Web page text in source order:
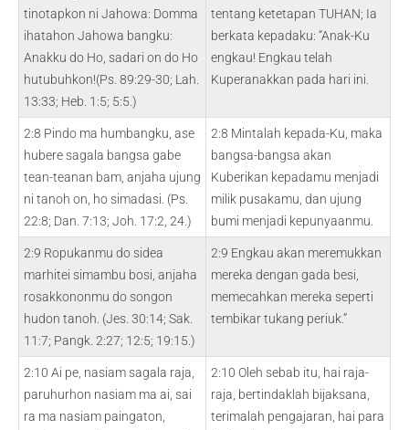
tinotapkon ni Jahowa: Domma
ihatahon Jahowa bangku:
Anakku do Ho, sadari on do Ho
hutubuhkon!(Ps. 89:29-30; Lah.
13:33; Heb. 1:5; 5:5.)
tentang ketetapan TUHAN; Ia
berkata kepadaku: “Anak-Ku
engkau! Engkau telah
Kuperanakkan pada hari ini.
2:8 Pindo ma humbangku, ase
hubere sagala bangsa gabe
tean-teanan bam, anjaha ujung
ni tanoh on, ho simadasi. (Ps.
22:8; Dan. 7:13; Joh. 17:2, 24.)
2:8 Mintalah kepada-Ku, maka
bangsa-bangsa akan
Kuberikan kepadamu menjadi
milik pusakamu, dan ujung
bumi menjadi kepunyaanmu.
2:9 Ropukanmu do sidea
marhitei simambu bosi, anjaha
rosakkononmu do songon
hudon tanoh. (Jes. 30:14; Sak.
11:7; Pangk. 2:27; 12:5; 19:15.)
2:9 Engkau akan meremukkan
mereka dengan gada besi,
memecahkan mereka seperti
tembikar tukang periuk.”
2:10 Ai pe, nasiam sagala raja,
paruhurhon nasiam ma ai, sai
ra ma nasiam paingaton,
2:10 Oleh sebab itu, hai raja-
raja, bertindaklah bijaksana,
terimalah pengajaran, hai para